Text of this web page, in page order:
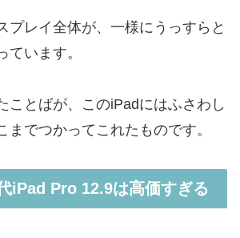
プレイ全体が、一様にうっすらと
ています。
ことばが、このiPadにはふさわし
までつかってこれたものです。
iPad Pro 12.9は高価すぎる